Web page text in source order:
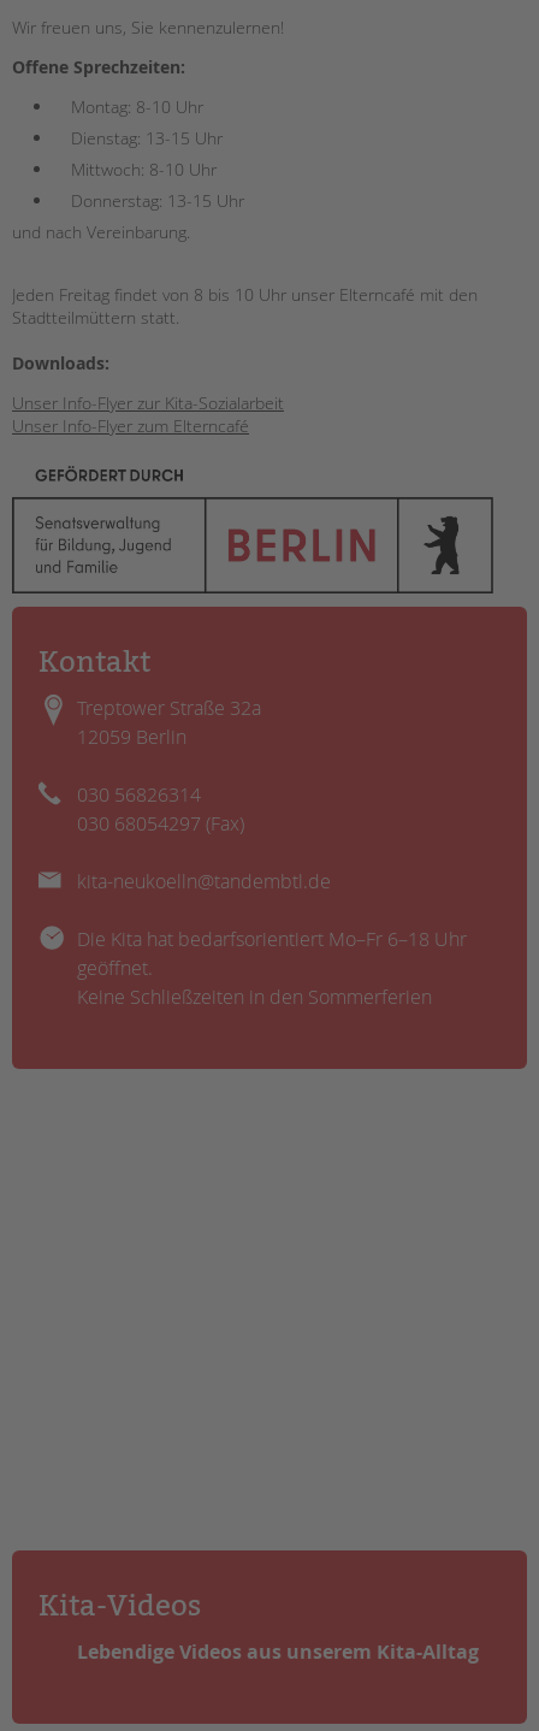
Wir freuen uns, Sie kennenzulernen!
Offene Sprechzeiten:
Montag: 8-10 Uhr
Dienstag: 13-15 Uhr
Mittwoch: 8-10 Uhr
Donnerstag: 13-15 Uhr
und nach Vereinbarung.
Jeden Freitag findet von 8 bis 10 Uhr unser Elterncafé mit den
Stadtteilmüttern statt.
Downloads:
Unser Info-Flyer zur Kita-Sozialarbeit
Unser Info-Flyer zum Elterncafé
Kontakt
Treptower Straße 32a
12059 Berlin
030 56826314
030 68054297 (Fax)
kita-neukoelln@tandembtl.de
Die Kita hat bedarfsorientiert Mo–Fr 6–18 Uhr
geöffnet.
Keine Schließzeiten in den Sommerferien
Kita-Videos
Lebendige Videos aus unserem Kita-Alltag